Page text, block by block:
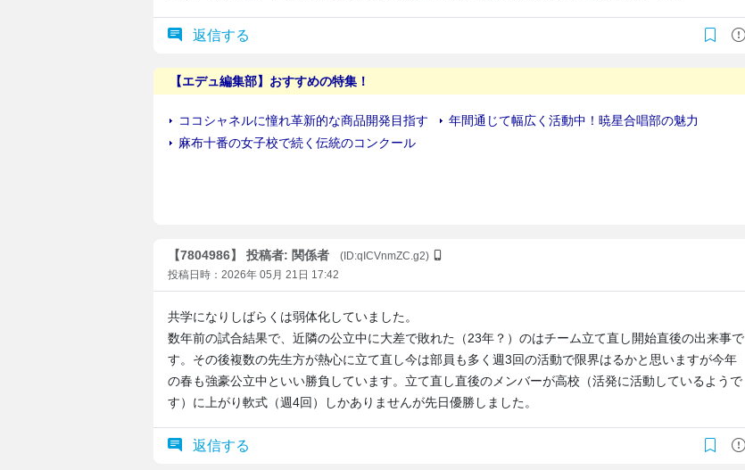
返信する
【7804986】 投稿者: 関係者
(ID:qICVnmZC.g2)
投稿日時：2026年 05月 21日 17:42
共学になりしばらくは弱体化していました。
数年前の試合結果で、近隣の公立中に大差で敗れた（23年？）のはチーム立て直し開始直後の出来事で
す。その後複数の先生方が熱心に立て直し今は部員も多く週3回の活動で限界はるかと思いますが今年
の春も強豪公立中といい勝負しています。立て直し直後のメンバーが高校（活発に活動しているようで
す）に上がり軟式（週4回）しかありませんが先日優勝しました。
返信する